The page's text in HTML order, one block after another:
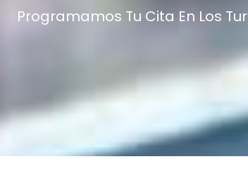
Programamos Tu Cita En Los